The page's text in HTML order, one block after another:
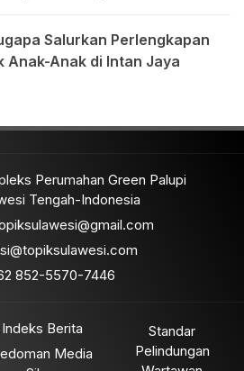
Salurkan Perlengkapan
Anak-Anak di Intan Jaya
Perumahan Green Palupi
Tengah-Indonesia
852-5570-7446
Indeks Berita
Media
Standar
Pelindungan